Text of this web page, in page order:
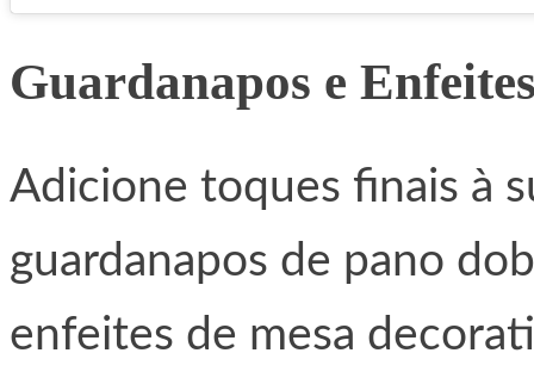
Guardanapos e
Adicione toques finais à
guardanapos de pano
enfeites de mesa